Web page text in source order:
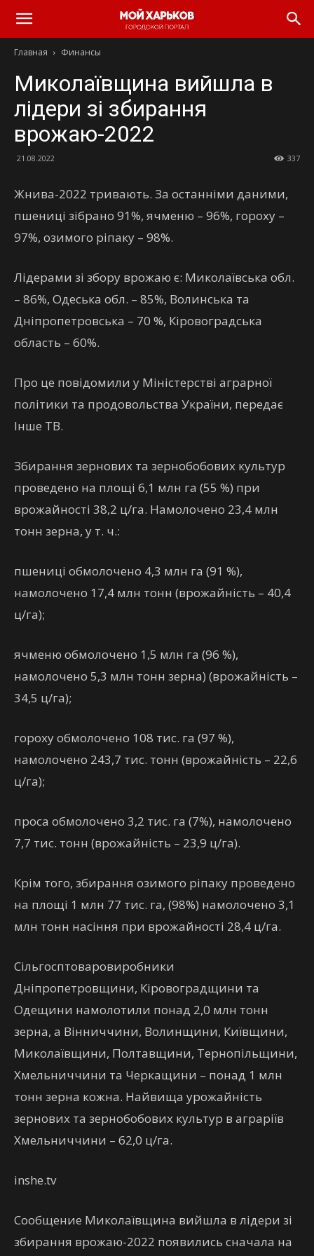
Главная Финансы
Миколаївщина вийшла в
лідери зі збирання
врожаю-2022
21.08.2022 337
Жнива-2022 тривають. За останніми даними,
пшениці зібрано 91%, ячменю – 96%, гороху –
97%, озимого ріпаку – 98%.
Лідерами зі збору врожаю є: Миколаївська обл.
– 86%, Одеська обл. – 85%, Волинська та
Дніпропетровська – 70 %, Кіровоградська
область – 60%.
Про це повідомили у Міністерстві аграрної
політики та продовольства України, передає
Інше ТВ.
Збирання зернових та зернобобових культур
проведено на площі 6,1 млн га (55 %) при
врожайності 38,2 ц/га. Намолочено 23,4 млн
тонн зерна, у т. ч.:
пшениці обмолочено 4,3 млн га (91 %),
намолочено 17,4 млн тонн (врожайність – 40,4
ц/га);
ячменю обмолочено 1,5 млн га (96 %),
намолочено 5,3 млн тонн зерна) (врожайність –
34,5 ц/га);
гороху обмолочено 108 тис. га (97 %),
намолочено 243,7 тис. тонн (врожайність – 22,6
ц/га);
проса обмолочено 3,2 тис. га (7%), намолочено
7,7 тис. тонн (врожайність – 23,9 ц/га).
Крім того, збирання озимого ріпаку проведено
на площі 1 млн 77 тис. га, (98%) намолочено 3,1
млн тонн насіння при врожайності 28,4 ц/га.
Сільгосптоваровиробники
Дніпропетровщини, Кіровоградщини та
Одещини намолотили понад 2,0 млн тонн
зерна, а Вінниччини, Волинщини, Київщини,
Миколаївщини, Полтавщини, Тернопільщини,
Хмельниччини та Черкащини – понад 1 млн
тонн зерна кожна. Найвища урожайність
зернових та зернобобових культур в аграріїв
Хмельниччини – 62,0 ц/га.
inshe.tv
Сообщение Миколаївщина вийшла в лідери зі
збирання врожаю-2022 появились сначала на